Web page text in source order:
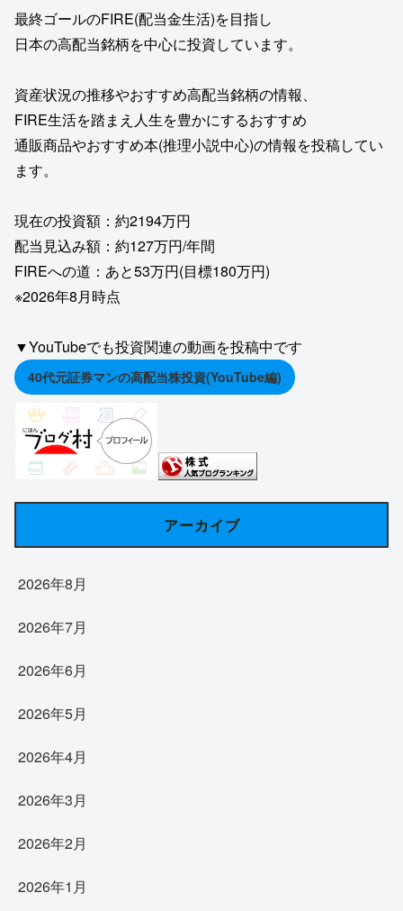
最終ゴールのFIRE(配当金生活)を目指し
日本の高配当銘柄を中心に投資しています。
資産状況の推移やおすすめ高配当銘柄の情報、
FIRE生活を踏まえ人生を豊かにするおすすめ
通販商品やおすすめ本(推理小説中心)の情報を投稿してい
ます。
現在の投資額：約2194万円
配当見込み額：約127万円/年間
FIREへの道：あと53万円(目標180万円)
※2026年8月時点
▼YouTubeでも投資関連の動画を投稿中です
40代元証券マンの高配当株投資(YouTube編)
アーカイブ
2026年8月
2026年7月
2026年6月
2026年5月
2026年4月
2026年3月
2026年2月
2026年1月